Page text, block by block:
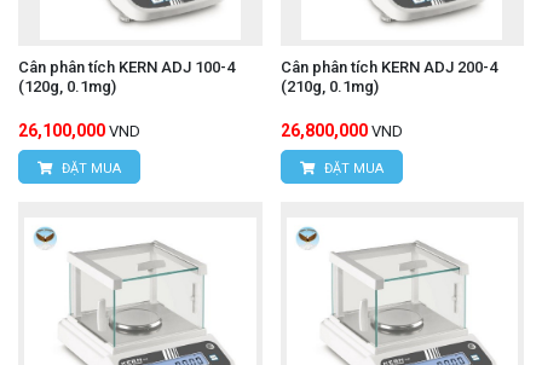
Cân phân tích KERN ADJ 100-4
(120g, 0.1mg)
26,100,000 VND
ĐẶT MUA
Cân phân tích KERN ADJ 200-4
(210g, 0.1mg)
26,800,000 VND
ĐẶT MUA